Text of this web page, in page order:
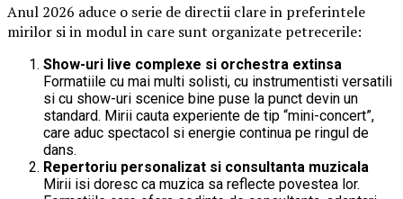
Anul 2026 aduce o serie de directii clare in preferintele
mirilor si in modul in care sunt organizate petrecerile:
Show-uri live complexe si orchestra extinsa
Formatiile cu mai multi solisti, cu instrumentisti versatili
si cu show-uri scenice bine puse la punct devin un
standard. Mirii cauta experiente de tip “mini-concert”,
care aduc spectacol si energie continua pe ringul de
dans.
Repertoriu personalizat si consultanta muzicala
Mirii isi doresc ca muzica sa reflecte povestea lor.